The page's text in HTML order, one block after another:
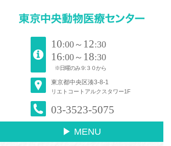
10:00～ 12:30
16:00～ 18:30
※日曜のみ９:３０から
東京都中央区湊3-8-1
リエトコートアルクスタワー1F
03-3523-5075
▶ MENU